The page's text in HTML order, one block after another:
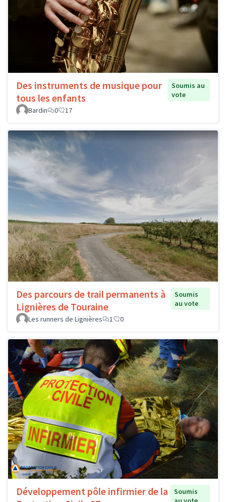
Des instruments de musique pour
tous les enfants
Soumis au
vote
Bardin
0 17
Des parcours de trail permanents à
Lignières de Touraine
Soumis
au vote
Les runners de Lignières
1 0
Développement pôle infirmier de la
Soumis